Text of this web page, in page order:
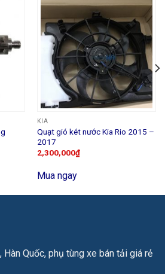
KIA
Quạt gió két nước Kia Rio 2015 –
2017
2,300,000₫
Mua ngay
Hàn Quốc, phụ tùng xe bán tải giá rẻ